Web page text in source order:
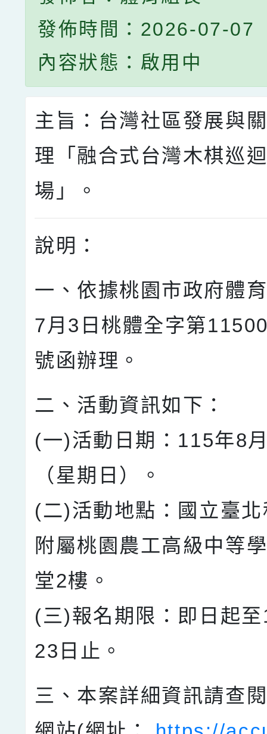
發佈時間：2026-07-07
內容狀態：啟用中
主旨：台灣社區發展與
理「融合式台灣木棋巡
場」。
說明：
一、依據桃園市政府體
7月3日桃體全字第
號函辦理。
二、活動資訊如下：
(一)活動日期：115年8
（星期日）。
(二)活動地點：國立臺
附屬桃園農工高級中等
堂2樓。
(三)報名期限：即日起
23日止。
三、本案詳細資訊請查